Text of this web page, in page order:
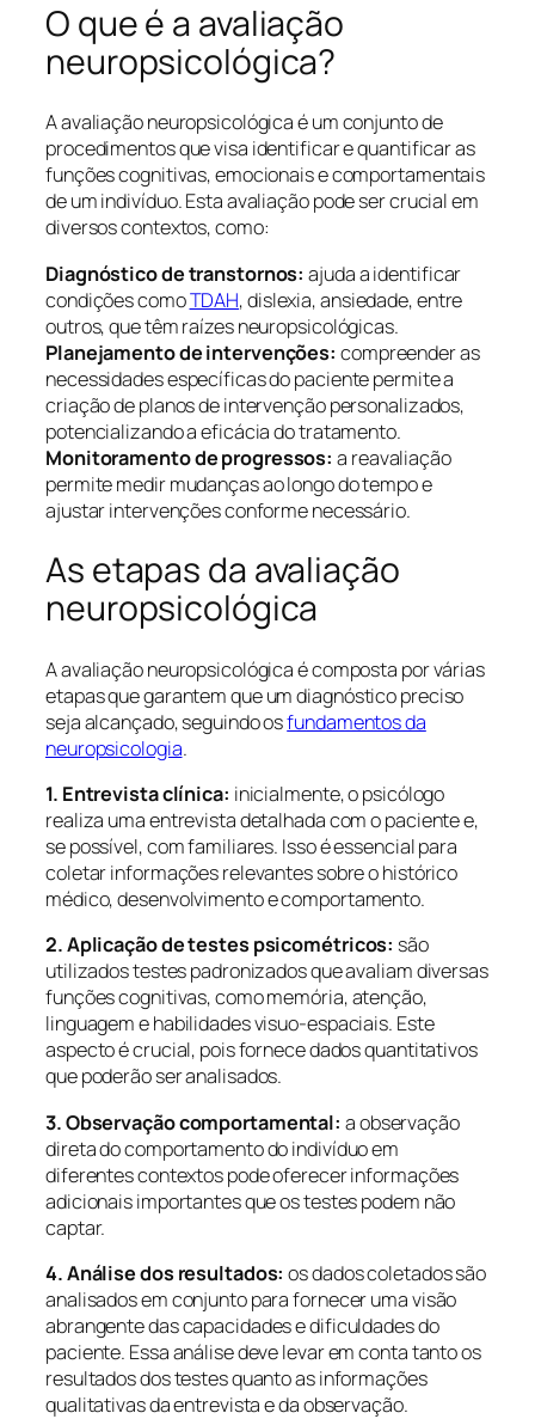
O que é a avaliação
neuropsicológica?
A avaliação neuropsicológica é um conjunto de
procedimentos que visa identificar e quantificar as
funções cognitivas, emocionais e comportamentais
de um indivíduo. Esta avaliação pode ser crucial em
diversos contextos, como:
Diagnóstico de transtornos: ajuda a identificar
condições comoTDAH, dislexia, ansiedade, entre
outros, que têm raízes neuropsicológicas.
Planejamento de intervenções: compreender as
necessidades específicas do paciente permite a
criação de planos de intervenção personalizados,
potencializando a eficácia do tratamento.
Monitoramento de progressos: a reavaliação
permite medir mudanças ao longo do tempo e
ajustar intervenções conforme necessário.
As etapas da avaliação
neuropsicológica
A avaliação neuropsicológica é composta por várias
etapas que garantem que um diagnóstico preciso
seja alcançado, seguindo osfundamentos da
neuropsicologia.
1. Entrevista clínica: inicialmente, o psicólogo
realiza uma entrevista detalhada com o paciente e,
se possível, com familiares. Isso é essencial para
coletar informações relevantes sobre o histórico
médico, desenvolvimento e comportamento.
2. Aplicação de testes psicométricos: são
utilizados testes padronizados que avaliam diversas
funções cognitivas, como memória, atenção,
linguagem e habilidades visuo-espaciais. Este
aspecto é crucial, pois fornece dados quantitativos
que poderão ser analisados.
3. Observação comportamental: a observação
direta do comportamento do indivíduo em
diferentes contextos pode oferecer informações
adicionais importantes que os testes podem não
captar.
4. Análise dos resultados: os dados coletados são
analisados em conjunto para fornecer uma visão
abrangente das capacidades e dificuldades do
paciente. Essa análise deve levar em conta tanto os
resultados dos testes quanto as informações
qualitativas da entrevista e da observação.